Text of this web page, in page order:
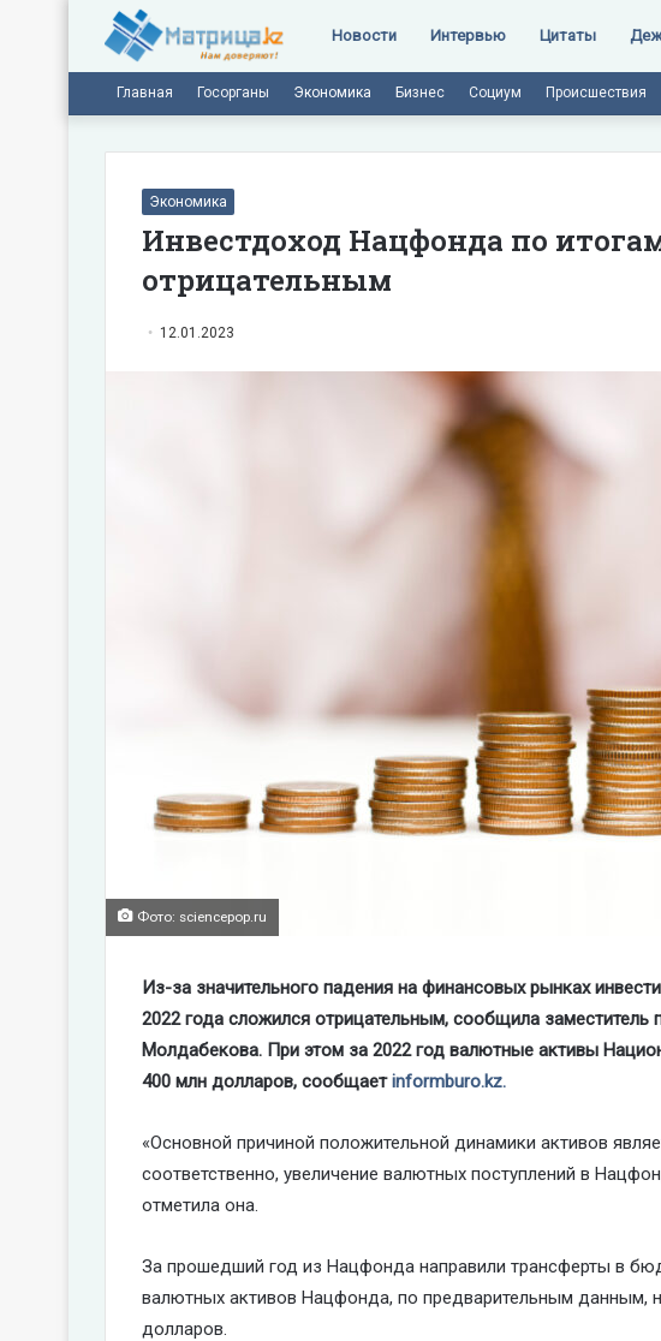
Новости Интервью Цитаты
Главная Госорганы Экономика Бизнес Социум Происшествия
Экономика
Инвестдоход Нацфонда по
отрицательным
12.01.2023
Фото: sciencepop.ru
Из-за значительного падения на финансовых рынках
2022 года сложился отрицательным, сообщила заместитель
Молдабекова. При этом за 2022 год валютные активы
400 млн долларов, сообщаетinformburo.kz.
«Основной причиной положительной динамики активов
соответственно, увеличение валютных поступлений в
отметила она.
За прошедший год из Нацфонда направили трансферты в
валютных активов Нацфонда, по предварительным данным,
долларов.